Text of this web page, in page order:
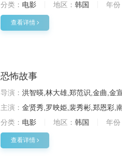
分类： 电影 地区： 韩国 年份
查看详情
恐怖故事
导演： 洪智暎,林大雄,郑范识,金曲,金
主演： 金贤秀,罗映姫,裴秀彬,郑恩彩,
分类： 电影 地区： 韩国 年份
查看详情